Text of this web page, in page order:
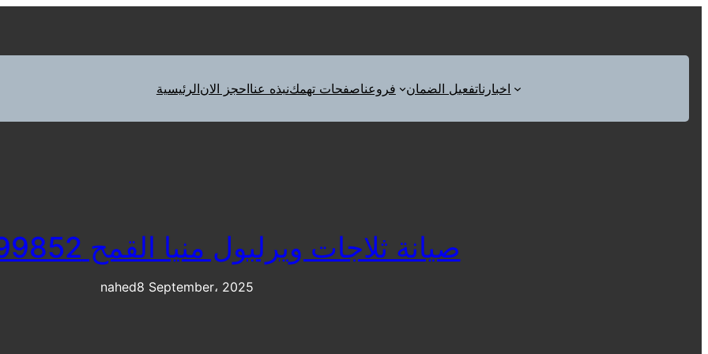
الرئيسيةاحجز الاننبذه عناصفحات تهمكفروعنا تفعيل الضماناخبارنا
صيانة ثلاجات ويرلبول منيا القمح 01210999852
nahed8 September، 2025